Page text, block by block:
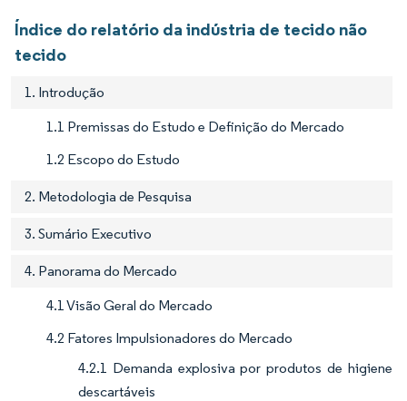
Índice do relatório da indústria de tecido não
tecido
1. Introdução
1.1 Premissas do Estudo e Definição do Mercado
1.2 Escopo do Estudo
2. Metodologia de Pesquisa
3. Sumário Executivo
4. Panorama do Mercado
4.1 Visão Geral do Mercado
4.2 Fatores Impulsionadores do Mercado
4.2.1 Demanda explosiva por produtos de higiene
descartáveis